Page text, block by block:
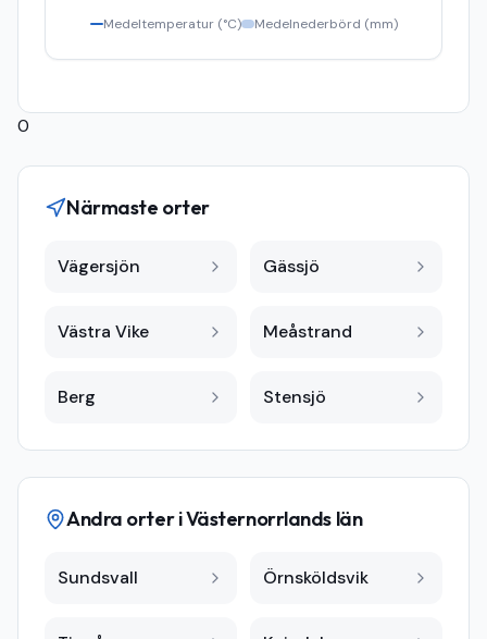
Medeltemperatur (°C) Medelnederbörd (mm)
0
Närmaste orter
Vägersjön Gässjö
Västra Vike Meåstrand
Berg Stensjö
Andra orter iVästernorrlands län
Sundsvall Örnsköldsvik